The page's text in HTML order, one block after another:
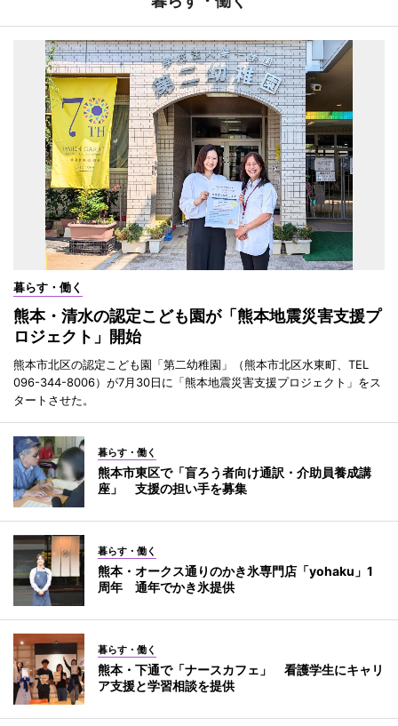
暮らす・働く
熊本・清水の認定こども園が「熊本地震災害支援プ
ロジェクト」開始
熊本市北区の認定こども園「第二幼稚園」（熊本市北区水東町、TEL
096-344-8006）が7月30日に「熊本地震災害支援プロジェクト」をス
タートさせた。
暮らす・働く
熊本市東区で「盲ろう者向け通訳・介助員養成講
座」 支援の担い手を募集
暮らす・働く
熊本・オークス通りのかき氷専門店「yohaku」1
周年 通年でかき氷提供
暮らす・働く
熊本・下通で「ナースカフェ」 看護学生にキャリ
ア支援と学習相談を提供